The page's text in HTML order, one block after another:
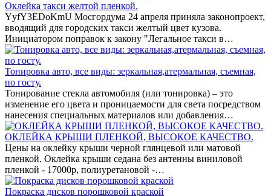
Оклейка такси желтой пленкой.
YyfY3EDoKmU Мосгордума 24 апреля приняла законопроект,
вводящий для городских такси желтый цвет кузова.
Инициатором поправок к закону "Легальное такси в…
Тонировка авто, все виды: зеркальная,атермальная, съемная,
по госту.
Тонирование стекла автомобиля (или тонировка) – это
изменение его цвета и проницаемости для света посредством
нанесения специальных материалов или добавления…
ОКЛЕЙКА КРЫШИ ПЛЕНКОЙ, ВЫСОКОЕ КАЧЕСТВО.
Цены на оклейку крыши черной глянцевой или матовой
пленкой. Оклейка крыши седана без антенны виниловой
пленкой - 17000р, полиуретановой -…
Покраска дисков порошковой краской